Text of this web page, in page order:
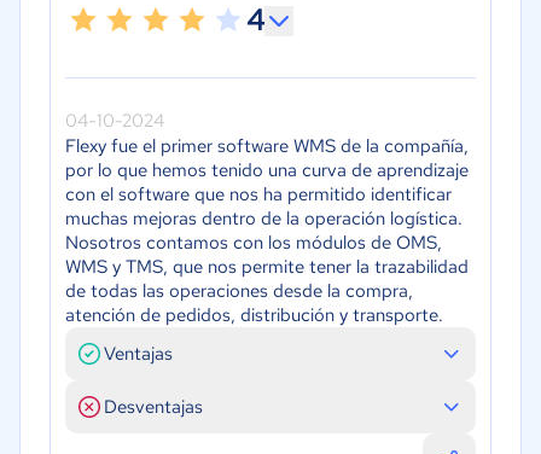
4
04-10-2024
Flexy fue el primer software WMS de la compañía,
por lo que hemos tenido una curva de aprendizaje
con el software que nos ha permitido identificar
muchas mejoras dentro de la operación logística.
Nosotros contamos con los módulos de OMS,
WMS y TMS, que nos permite tener la trazabilidad
de todas las operaciones desde la compra,
atención de pedidos, distribución y transporte.
Ventajas
Desventajas